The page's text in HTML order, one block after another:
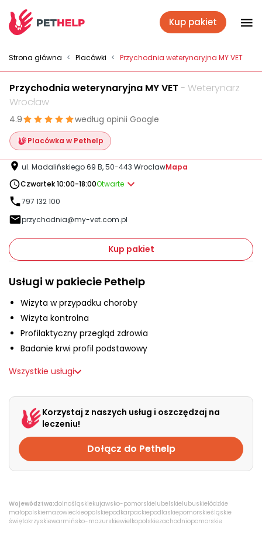
+48 790 277 277
EN
Pakiety weterynaryjne
Ubezpieczenie psa i kota
Benefit dla firm
O nas
Placówki
Zaloguj się
Kup pakiet
Strona główna < Placówki < Przychodnia weterynaryjna MY VET
Przychodnia weterynaryjna MY VET - Weterynarz
Wrocław
4.9 według opinii Google
Placówka w Pethelp
ul. Madalińskiego 69 B, 50-443 WrocławMapa
Czwartek 10:00-18:00Otwarte
797 132 100
przychodnia@my-vet.com.pl
Kup pakiet
Usługi w pakiecie Pethelp
Wizyta w przypadku choroby
Wizyta kontrolna
Profilaktyczny przegląd zdrowia
Badanie krwi profil podstawowy
Wszystkie usługi
Korzystaj z naszych usług i oszczędzaj na
leczeniu!
Dołącz do Pethelp
Województwa:dolnośląskiekujawsko-pomorskielubelskielubuskiełódzkie
małopolskiemazowieckieopolskiepodkarpackiepodlaskiepomorskieśląskie
świętokrzyskiewarmińsko-mazurskiewielkopolskiezachodniopomorskie